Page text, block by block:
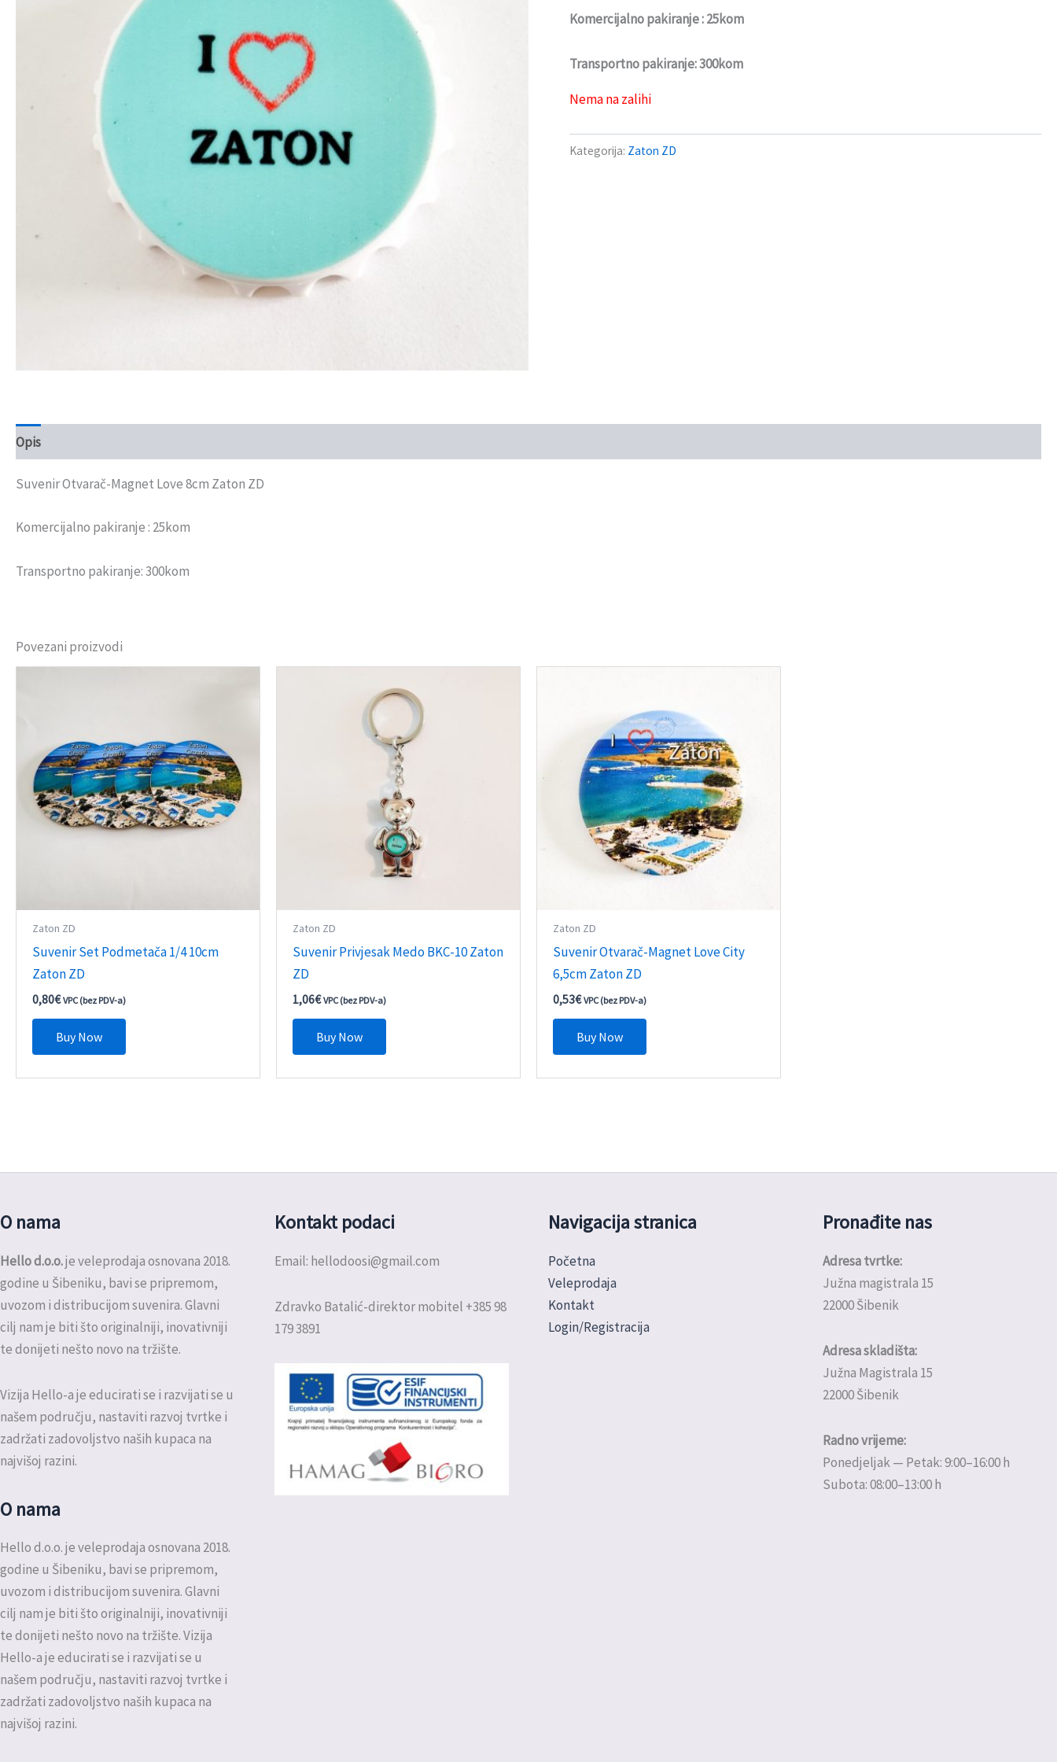
Komercijalno pakiranje : 25kom
Transportno pakiranje: 300kom
Nema na zalihi
Kategorija: Zaton ZD
Opis
Suvenir Otvarač-Magnet Love 8cm Zaton ZD
Komercijalno pakiranje : 25kom
Transportno pakiranje: 300kom
Povezani proizvodi
Zaton ZD
Suvenir Set Podmetača 1/4 10cm
Zaton ZD
0,80€ VPC (bez PDV-a)
Buy Now
Zaton ZD
Suvenir Privjesak Medo BKC-10 Zaton
ZD
1,06€ VPC (bez PDV-a)
Buy Now
Zaton ZD
Suvenir Otvarač-Magnet Love City
6,5cm Zaton ZD
0,53€ VPC (bez PDV-a)
Buy Now
O nama
Hello d.o.o.je veleprodaja osnovana 2018.
godine u Šibeniku, bavi se pripremom,
uvozom i distribucijom suvenira. Glavni
cilj nam je biti što originalniji, inovativniji
te donijeti nešto novo na tržište.
Vizija Hello-a je educirati se i razvijati se u
našem području, nastaviti razvoj tvrtke i
zadržati zadovoljstvo naših kupaca na
najvišoj razini.
O nama
Hello d.o.o. je veleprodaja osnovana 2018.
godine u Šibeniku, bavi se pripremom,
uvozom i distribucijom suvenira. Glavni
cilj nam je biti što originalniji, inovativniji
te donijeti nešto novo na tržište. Vizija
Hello-a je educirati se i razvijati se u
našem području, nastaviti razvoj tvrtke i
zadržati zadovoljstvo naših kupaca na
najvišoj razini.
Kontakt podaci
Email: hellodoosi@gmail.com
Zdravko Batalić-direktor mobitel +385 98
179 3891
Navigacija stranica
Početna
Veleprodaja
Kontakt
Login/Registracija
Pronađite nas
Adresa tvrtke:
Južna magistrala 15
22000 Šibenik
Adresa skladišta:
Južna Magistrala 15
22000 Šibenik
Radno vrijeme:
Ponedjeljak — Petak: 9:00–16:00 h
Subota: 08:00–13:00 h